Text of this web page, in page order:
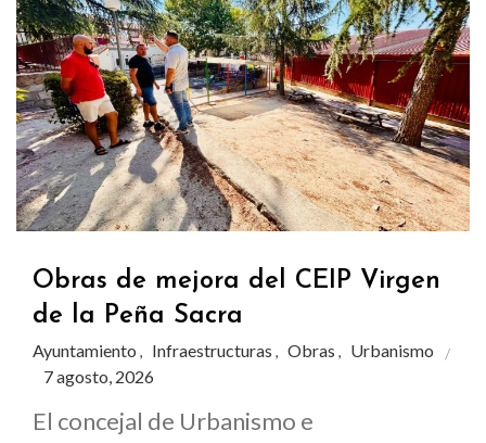
Obras de mejora del CEIP Virgen
de la Peña Sacra
Ayuntamiento , Infraestructuras , Obras , Urbanismo
7 agosto, 2026
El concejal de Urbanismo e